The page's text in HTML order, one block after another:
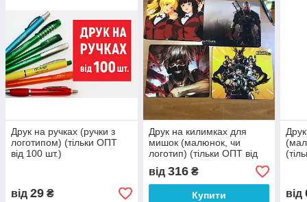
Друк на ручках (ручки з
логотипом) (тільки ОПТ
від 100 шт.)
від 29 ₴
Друк на килимках для
мишок (малюнок, чи
логотип) (тільки ОПТ від
10шт.)
від 316₴
Купити від